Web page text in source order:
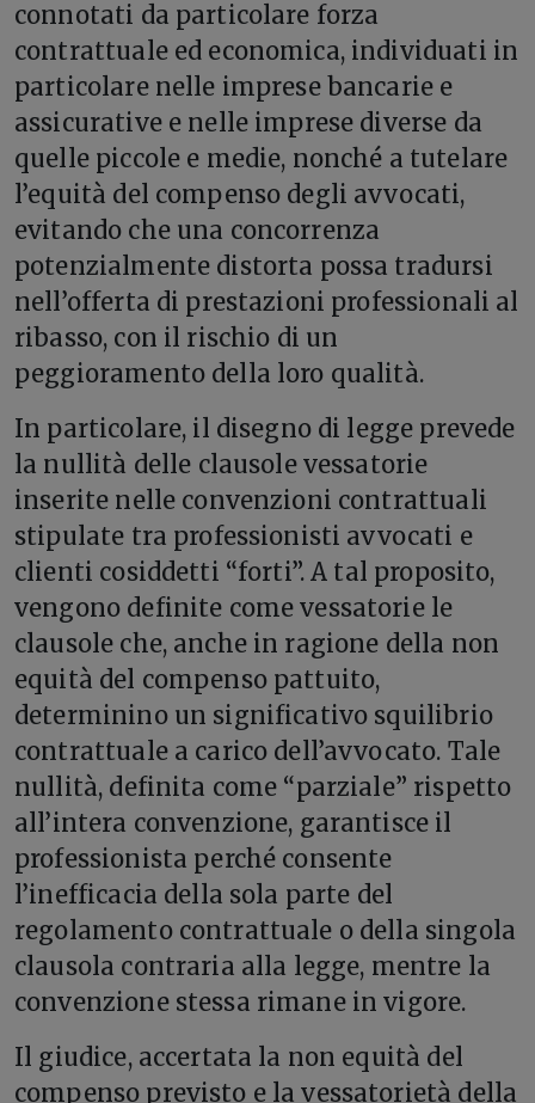
connotati da particolare forza
contrattuale ed economica, individuati in
particolare nelle imprese bancarie e
assicurative e nelle imprese diverse da
quelle piccole e medie, nonché a tutelare
l’equità del compenso degli avvocati,
evitando che una concorrenza
potenzialmente distorta possa tradursi
nell’offerta di prestazioni professionali al
ribasso, con il rischio di un
peggioramento della loro qualità.
In particolare, il disegno di legge prevede
la nullità delle clausole vessatorie
inserite nelle convenzioni contrattuali
stipulate tra professionisti avvocati e
clienti cosiddetti “forti”. A tal proposito,
vengono definite come vessatorie le
clausole che, anche in ragione della non
equità del compenso pattuito,
determinino un significativo squilibrio
contrattuale a carico dell’avvocato. Tale
nullità, definita come “parziale” rispetto
all’intera convenzione, garantisce il
professionista perché consente
l’inefficacia della sola parte del
regolamento contrattuale o della singola
clausola contraria alla legge, mentre la
convenzione stessa rimane in vigore.
Il giudice, accertata la non equità del
compenso previsto e la vessatorietà della